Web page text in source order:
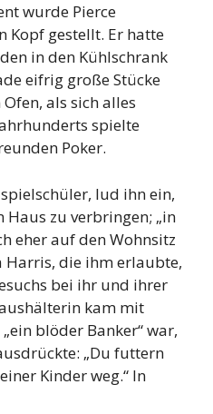
wurde Pierce
Kopf gestellt. Er hatte
in den Kühlschrank
eifrig große Stücke
als sich alles
spielte
Poker.
lud ihn ein,
Haus zu verbringen; „in
eher auf den Wohnsitz
Harris, die ihm erlaubte,
bei ihr und ihrer
kam mit
blöder Banker“ war,
„Du futtern
Kinder weg.“ In